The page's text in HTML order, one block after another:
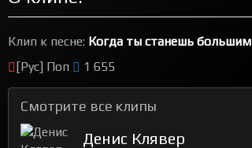
Клип к песне: Когда ты станешь большим
[Рус] Поп
1 655
Смотрите все клипы
Денис Клявер